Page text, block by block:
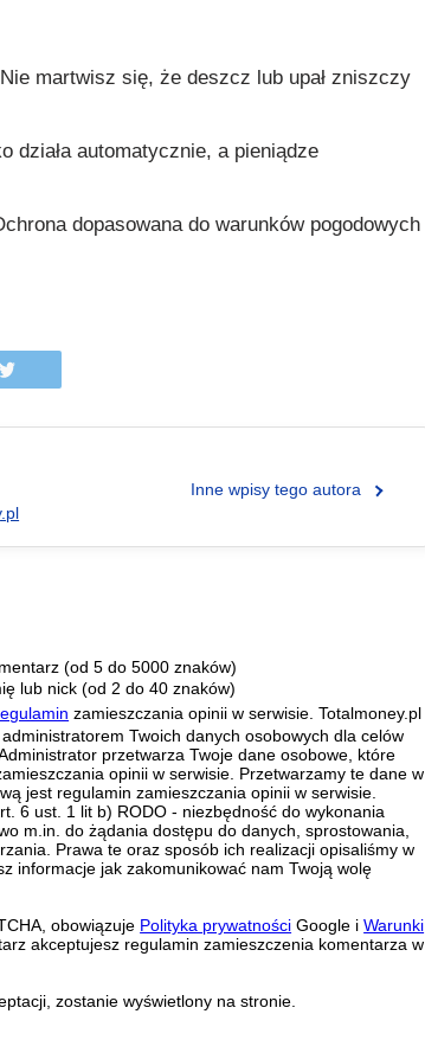
martwisz się, że deszcz lub upał zniszczy
działa automatycznie, a pieniądze
dopasowana do warunków pogodowych
Inne wpisy tego autora
(od 5 do 5000 znaków)
lub nick (od 2 do 40 znaków)
zamieszczania opinii w serwisie. Totalmoney.pl
Twoich danych osobowych dla celów
przetwarza Twoje dane osobowe, które
opinii w serwisie. Przetwarzamy te dane w
jest regulamin zamieszczania opinii w serwisie.
6 ust. 1 lit b) RODO - niezbędność do wykonania
m.in. do żądania dostępu do danych, sprostowania,
Prawa te oraz sposób ich realizacji opisaliśmy w
informacje jak zakomunikować nam Twoją wolę
obowiązuje Polityka prywatności Google iWarunki
akceptujesz regulamin zamieszczenia komentarza w
zostanie wyświetlony na stronie.